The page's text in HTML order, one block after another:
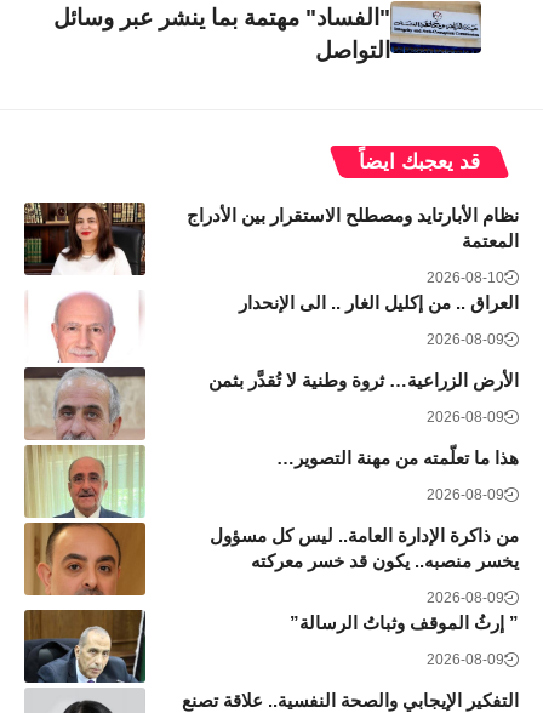
"الفساد" مهتمة بما ينشر عبر وسائل
التواصل
قد يعجبك ايضاً
نظام الأبارتايد ومصطلح الاستقرار بين الأدراج
المعتمة
2026-08-10
العراق .. من إكليل الغار .. الى الإنحدار
2026-08-09
الأرض الزراعية… ثروة وطنية لا تُقدَّر بثمن
2026-08-09
هذا ما تعلّمته من مهنة التصوير…
2026-08-09
من ذاكرة الإدارة العامة.. ليس كل مسؤول
يخسر منصبه.. يكون قد خسر معركته
2026-08-09
” إرثُ الموقف وثباتُ الرسالة”
2026-08-09
التفكير الإيجابي والصحة النفسية.. علاقة تصنع